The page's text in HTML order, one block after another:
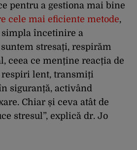
pentru a gestiona mai bine
cele mai eficiente metode,
simpla încetinire a
stresați, respirăm
ceea ce menține reacția de
respiri lent, transmiți
siguranță, activând
Chiar și ceva atât de
stresul”, explică dr. Jo